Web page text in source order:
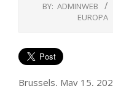
BY: ADMINWEB
EUROPA
Brussels, May 15,